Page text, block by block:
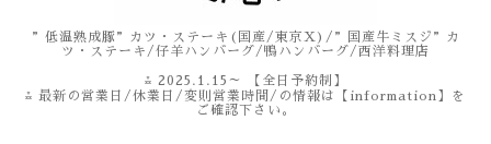
”低温熟成豚”カツ・ステーキ(国産/東京X)/”国産牛ミスジ”カ
ツ・ステーキ/仔羊ハンバーグ/鴨ハンバーグ/西洋料理店
⁂ 2025.1.15～ 【全日予約制】
⁂ 最新の営業日/休業日/変則営業時間/の情報は【information】を
ご確認下さい。